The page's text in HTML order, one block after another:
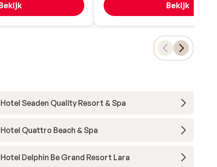
Bekijk
Hotel Seaden Quality Resort & Spa
Hotel Quattro Beach & Spa
Hotel Delphin Be Grand Resort Lara